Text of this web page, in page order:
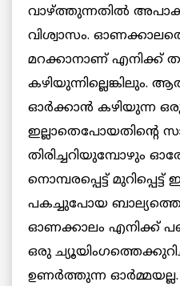
വാഴ്ത്തുന്നതില്‍
വിശ്വാസം.
മറക്കാനാണ് എനിക്ക്
കഴിയുന്നില്ലെങ്കിലും.
ഓര്‍ക്കാന്‍ കഴിയുന്ന
ഇല്ലാതെപോയതിന്റെ
തിരിച്ചറിയുമ്പോഴും
നൊമ്പരപ്പെട്ട് മുറിപ്പെട്ട്
പകച്ചുപോയ ബാല്യത്തെ
ഓണക്കാലം എനിക്ക്
ഒരു
ഉണര്‍ത്തുന്ന